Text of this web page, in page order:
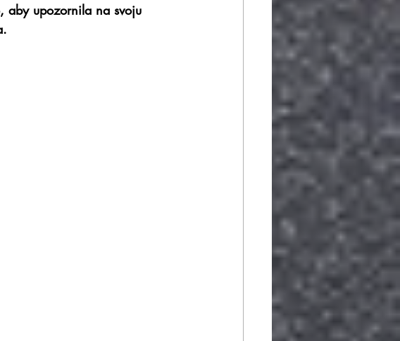
aby upozornila na svoju